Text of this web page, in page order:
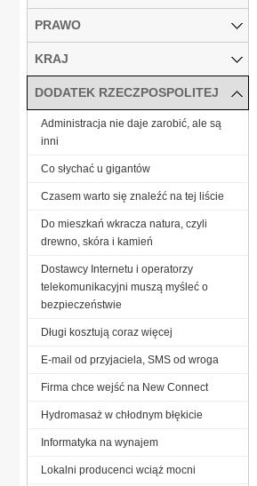
PRAWO
KRAJ
DODATEK RZECZPOSPOLITEJ
Administracja nie daje zarobić, ale są
inni
Co słychać u gigantów
Czasem warto się znaleźć na tej liście
Do mieszkań wkracza natura, czyli
drewno, skóra i kamień
Dostawcy Internetu i operatorzy
telekomunikacyjni muszą myśleć o
bezpieczeństwie
Długi kosztują coraz więcej
E-mail od przyjaciela, SMS od wroga
Firma chce wejść na New Connect
Hydromasaż w chłodnym błękicie
Informatyka na wynajem
Lokalni producenci wciąż mocni